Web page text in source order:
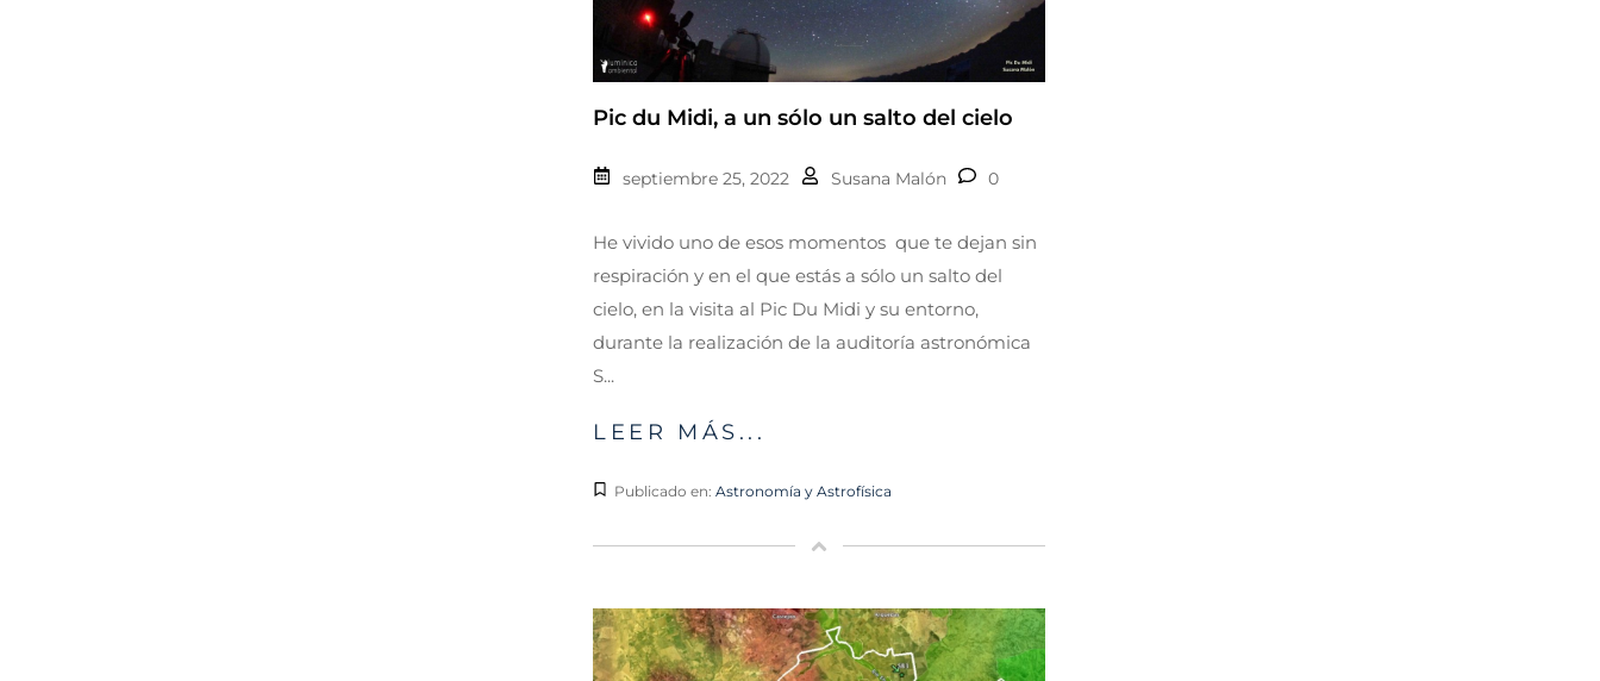
Pic du Midi, a un sólo un salto del cielo
septiembre 25, 2022 Susana Malón 0
He vivido uno de esos momentos que te dejan sin
respiración y en el que estás a sólo un salto del
cielo, en la visita al Pic Du Midi y su entorno,
durante la realización de la auditoría astronómica
S...
LEER MÁS...
Publicado en: Astronomía y Astrofísica